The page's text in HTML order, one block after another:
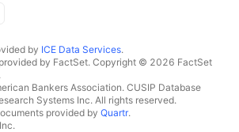
by ICE Data Services.
by FactSet. Copyright © 2026 FactSet
Bankers Association. CUSIP Database
Systems Inc. All rights reserved.
provided by Quartr.